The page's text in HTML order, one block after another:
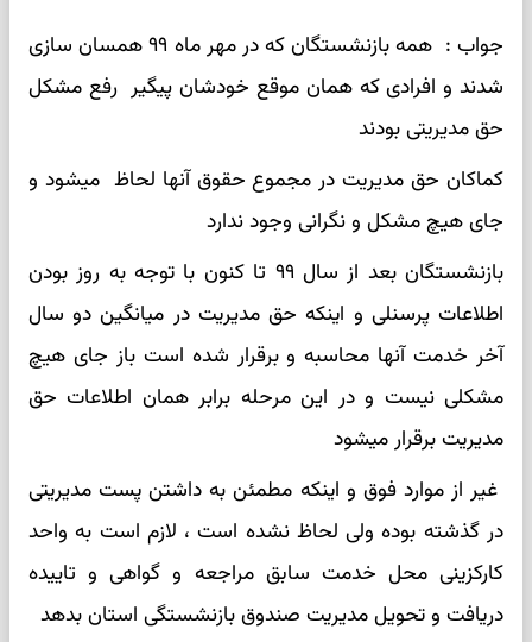
جواب : همه بازنشستگان که در مهر ماه ۹۹ همسان سازی
شدند و افرادی که همان موقع خودشان پیگیر رفع مشکل
حق مدیریتی بودند
کماکان حق مدیریت در مجموع حقوق آنها لحاظ میشود و
جای هیچ مشکل و نگرانی وجود ندارد
بازنشستگان بعد از سال ۹۹ تا کنون با توجه به روز بودن
اطلاعات پرسنلی و اینکه حق مدیریت در میانگین دو سال
آخر خدمت آنها محاسبه و برقرار شده است باز جای هیچ
مشکلی نیست و در این مرحله برابر همان اطلاعات حق
مدیریت برقرار میشود
غیر از موارد فوق و اینکه مطمئن به داشتن پست مدیریتی
در گذشته بوده ولی لحاظ نشده است ، لازم است به واحد
کارکزینی محل خدمت سابق مراجعه و گواهی و تاییده
دریافت و تحویل مدیریت صندوق بازنشستگی استان بدهد